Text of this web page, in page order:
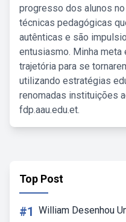
progresso dos alunos
técnicas pedagógicas
autênticas e são
entusiasmo. Minha
trajetória para se
utilizando estratégias
renomadas instituições
fdp.aau.edu.et.
Top Post
#1 William Desenhou